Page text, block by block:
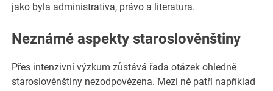
jako byla administrativa, právo a literatura.
Neznámé aspekty staroslověnštiny
Přes intenzivní výzkum zůstává řada otázek ohledně
staroslověnštiny nezodpovězena. Mezi ně patří například